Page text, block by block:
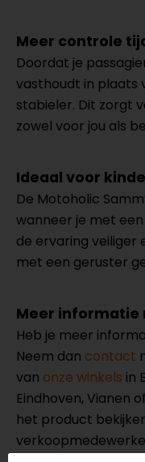
Meer controle
Doordat je
vasthoudt in plaats
stabieler. Dit zorgt
zowel voor jou als
Ideaal voor
De Motoholic
wanneer je met een
de ervaring veiliger
met een geruster
Meer informatie
Heb je meer
Neem dan contact
van onze winkels in
Eindhoven, Vianen
het product